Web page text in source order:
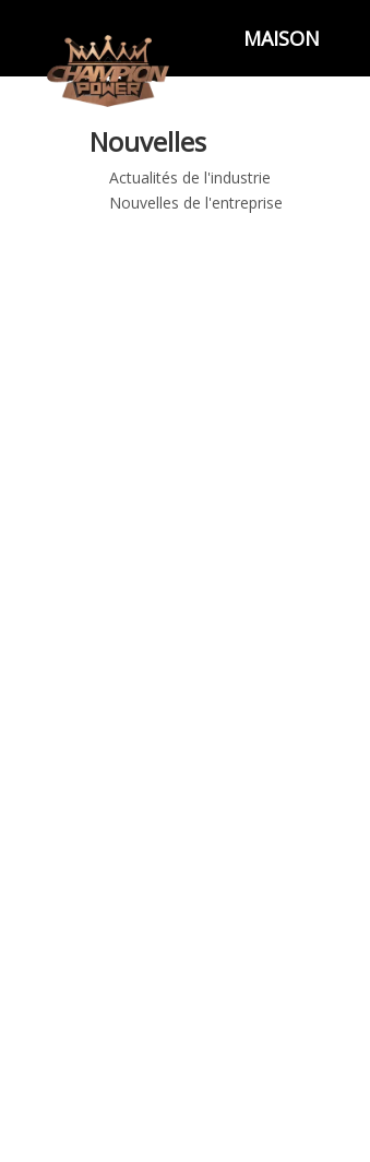
MAISON
Nouvelles
Actualités de l'industrie
Nouvelles de l'entreprise